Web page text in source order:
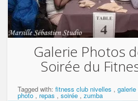
Galerie Photos
Soirée du
Tagged with: fitness club nivelles , galerie
photo , repas , soirée , zumba